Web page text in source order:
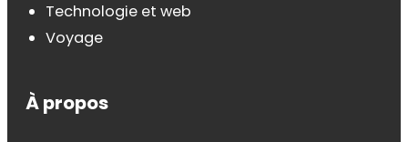
Technologie et web
Voyage
À propos